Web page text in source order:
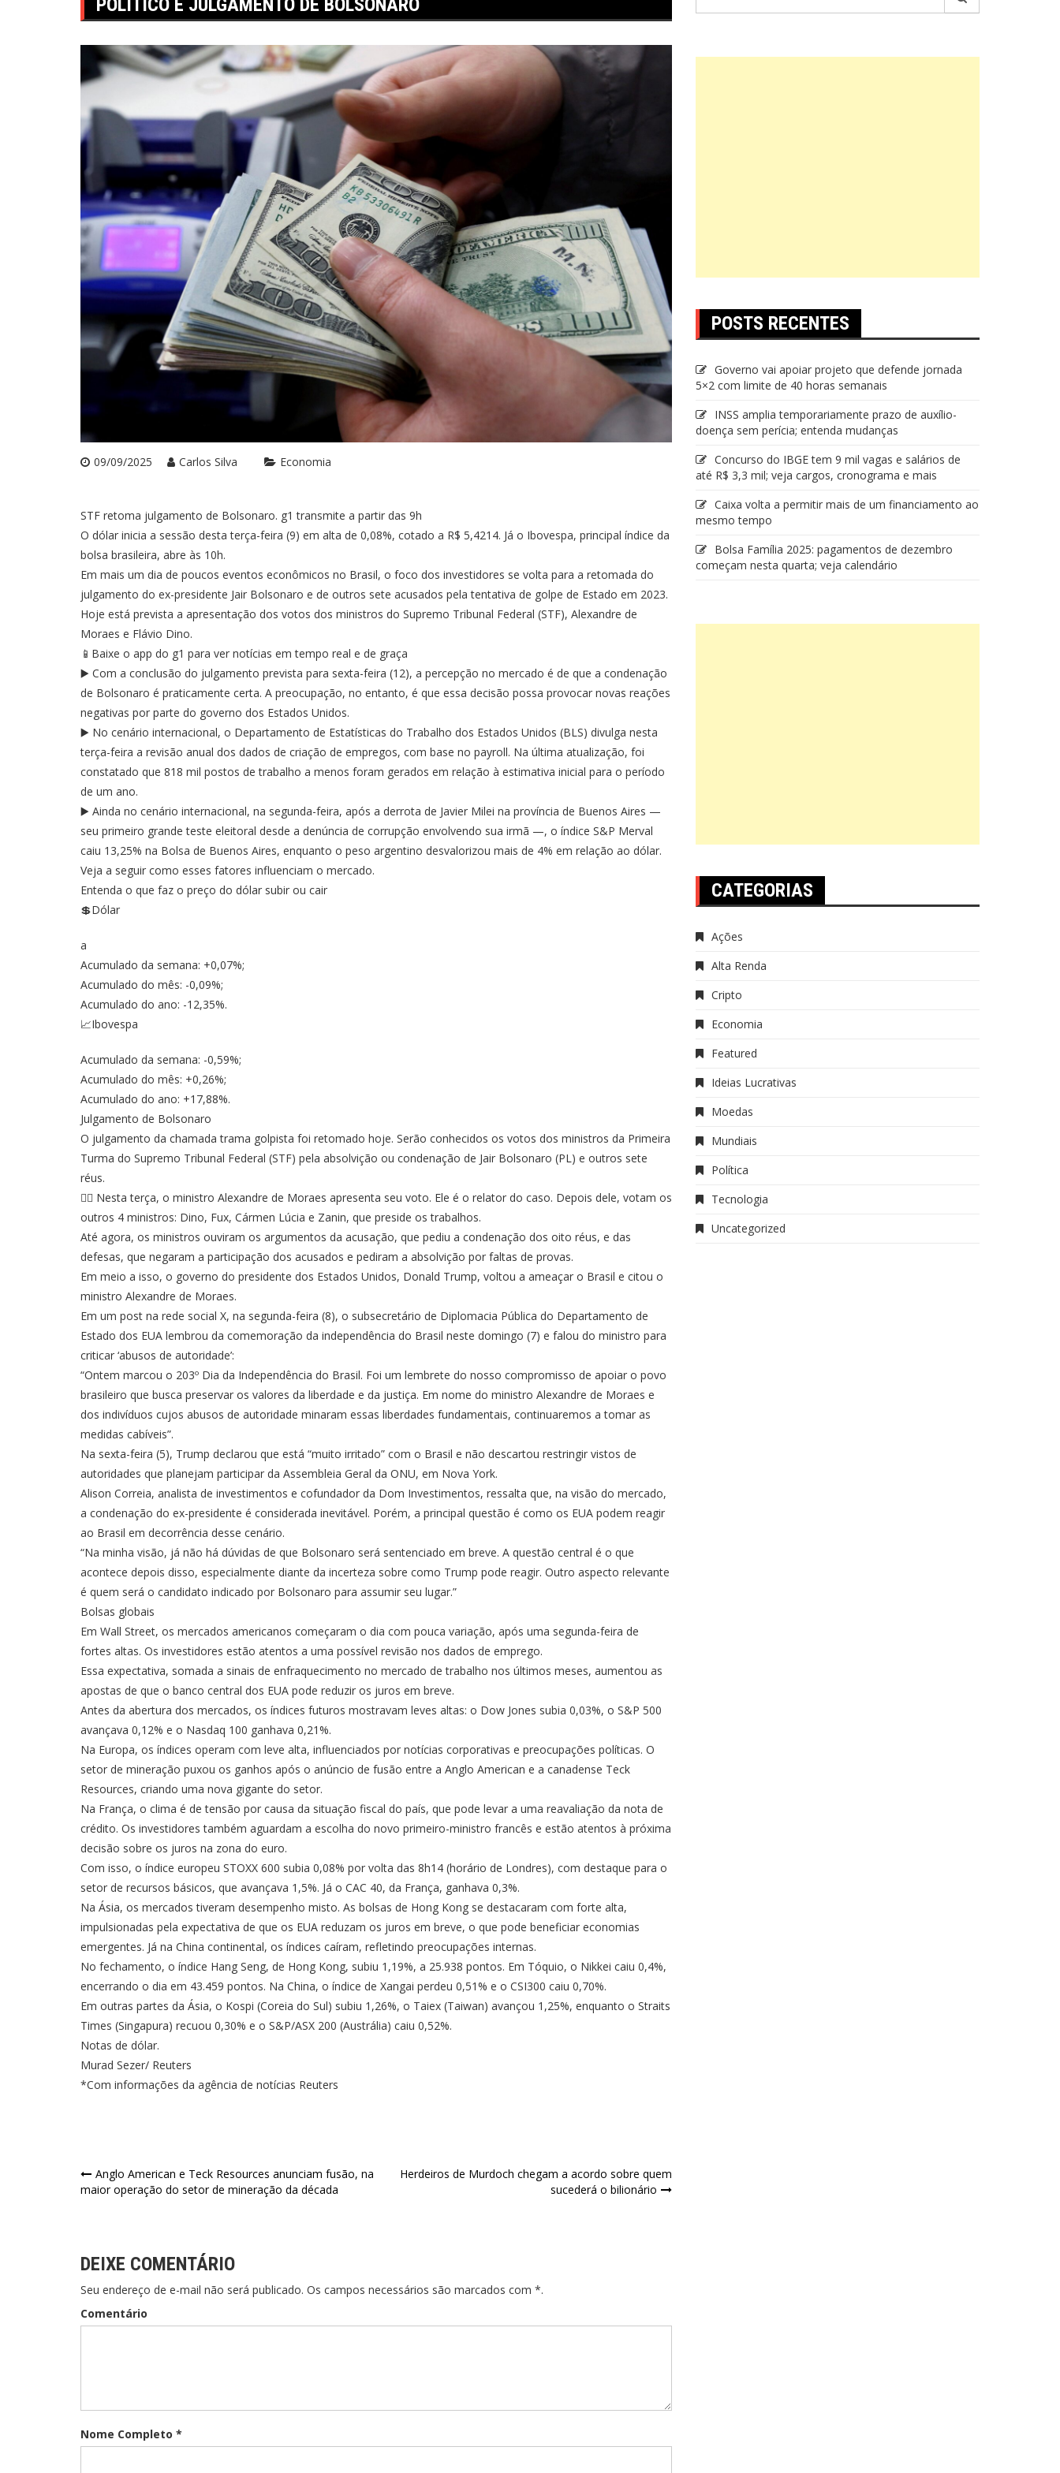
POLÍTICO E JULGAMENTO DE BOLSONARO
09/09/2025 Carlos Silva Economia
STF retoma julgamento de Bolsonaro. g1 transmite a partir das 9h
O dólar inicia a sessão desta terça-feira (9) em alta de 0,08%, cotado a R$ 5,4214. Já o Ibovespa, principal índice da
bolsa brasileira, abre às 10h.
Em mais um dia de poucos eventos econômicos no Brasil, o foco dos investidores se volta para a retomada do
julgamento do ex-presidente Jair Bolsonaro e de outros sete acusados pela tentativa de golpe de Estado em 2023.
Hoje está prevista a apresentação dos votos dos ministros do Supremo Tribunal Federal (STF), Alexandre de
Moraes e Flávio Dino.
📱Baixe o app do g1 para ver notícias em tempo real e de graça
▶️ Com a conclusão do julgamento prevista para sexta-feira (12), a percepção no mercado é de que a condenação
de Bolsonaro é praticamente certa. A preocupação, no entanto, é que essa decisão possa provocar novas reações
negativas por parte do governo dos Estados Unidos.
▶️ No cenário internacional, o Departamento de Estatísticas do Trabalho dos Estados Unidos (BLS) divulga nesta
terça-feira a revisão anual dos dados de criação de empregos, com base no payroll. Na última atualização, foi
constatado que 818 mil postos de trabalho a menos foram gerados em relação à estimativa inicial para o período
de um ano.
▶️ Ainda no cenário internacional, na segunda-feira, após a derrota de Javier Milei na província de Buenos Aires —
seu primeiro grande teste eleitoral desde a denúncia de corrupção envolvendo sua irmã —, o índice S&P Merval
caiu 13,25% na Bolsa de Buenos Aires, enquanto o peso argentino desvalorizou mais de 4% em relação ao dólar.
Veja a seguir como esses fatores influenciam o mercado.
Entenda o que faz o preço do dólar subir ou cair
💲Dólar
a
Acumulado da semana: +0,07%;
Acumulado do mês: -0,09%;
Acumulado do ano: -12,35%.
📈Ibovespa
Acumulado da semana: -0,59%;
Acumulado do mês: +0,26%;
Acumulado do ano: +17,88%.
Julgamento de Bolsonaro
O julgamento da chamada trama golpista foi retomado hoje. Serão conhecidos os votos dos ministros da Primeira
Turma do Supremo Tribunal Federal (STF) pela absolvição ou condenação de Jair Bolsonaro (PL) e outros sete
réus.
👉🏽 Nesta terça, o ministro Alexandre de Moraes apresenta seu voto. Ele é o relator do caso. Depois dele, votam os
outros 4 ministros: Dino, Fux, Cármen Lúcia e Zanin, que preside os trabalhos.
Até agora, os ministros ouviram os argumentos da acusação, que pediu a condenação dos oito réus, e das
defesas, que negaram a participação dos acusados e pediram a absolvição por faltas de provas.
Em meio a isso, o governo do presidente dos Estados Unidos, Donald Trump, voltou a ameaçar o Brasil e citou o
ministro Alexandre de Moraes.
Em um post na rede social X, na segunda-feira (8), o subsecretário de Diplomacia Pública do Departamento de
Estado dos EUA lembrou da comemoração da independência do Brasil neste domingo (7) e falou do ministro para
criticar ‘abusos de autoridade’:
“Ontem marcou o 203º Dia da Independência do Brasil. Foi um lembrete do nosso compromisso de apoiar o povo
brasileiro que busca preservar os valores da liberdade e da justiça. Em nome do ministro Alexandre de Moraes e
dos indivíduos cujos abusos de autoridade minaram essas liberdades fundamentais, continuaremos a tomar as
medidas cabíveis”.
Na sexta-feira (5), Trump declarou que está “muito irritado” com o Brasil e não descartou restringir vistos de
autoridades que planejam participar da Assembleia Geral da ONU, em Nova York.
Alison Correia, analista de investimentos e cofundador da Dom Investimentos, ressalta que, na visão do mercado,
a condenação do ex-presidente é considerada inevitável. Porém, a principal questão é como os EUA podem reagir
ao Brasil em decorrência desse cenário.
“Na minha visão, já não há dúvidas de que Bolsonaro será sentenciado em breve. A questão central é o que
acontece depois disso, especialmente diante da incerteza sobre como Trump pode reagir. Outro aspecto relevante
é quem será o candidato indicado por Bolsonaro para assumir seu lugar.”
Bolsas globais
Em Wall Street, os mercados americanos começaram o dia com pouca variação, após uma segunda-feira de
fortes altas. Os investidores estão atentos a uma possível revisão nos dados de emprego.
Essa expectativa, somada a sinais de enfraquecimento no mercado de trabalho nos últimos meses, aumentou as
apostas de que o banco central dos EUA pode reduzir os juros em breve.
Antes da abertura dos mercados, os índices futuros mostravam leves altas: o Dow Jones subia 0,03%, o S&P 500
avançava 0,12% e o Nasdaq 100 ganhava 0,21%.
Na Europa, os índices operam com leve alta, influenciados por notícias corporativas e preocupações políticas. O
setor de mineração puxou os ganhos após o anúncio de fusão entre a Anglo American e a canadense Teck
Resources, criando uma nova gigante do setor.
Na França, o clima é de tensão por causa da situação fiscal do país, que pode levar a uma reavaliação da nota de
crédito. Os investidores também aguardam a escolha do novo primeiro-ministro francês e estão atentos à próxima
decisão sobre os juros na zona do euro.
Com isso, o índice europeu STOXX 600 subia 0,08% por volta das 8h14 (horário de Londres), com destaque para o
setor de recursos básicos, que avançava 1,5%. Já o CAC 40, da França, ganhava 0,3%.
Na Ásia, os mercados tiveram desempenho misto. As bolsas de Hong Kong se destacaram com forte alta,
impulsionadas pela expectativa de que os EUA reduzam os juros em breve, o que pode beneficiar economias
emergentes. Já na China continental, os índices caíram, refletindo preocupações internas.
No fechamento, o índice Hang Seng, de Hong Kong, subiu 1,19%, a 25.938 pontos. Em Tóquio, o Nikkei caiu 0,4%,
encerrando o dia em 43.459 pontos. Na China, o índice de Xangai perdeu 0,51% e o CSI300 caiu 0,70%.
Em outras partes da Ásia, o Kospi (Coreia do Sul) subiu 1,26%, o Taiex (Taiwan) avançou 1,25%, enquanto o Straits
Times (Singapura) recuou 0,30% e o S&P/ASX 200 (Austrália) caiu 0,52%.
Notas de dólar.
Murad Sezer/ Reuters
*Com informações da agência de notícias Reuters
Navegação
Anglo American e Teck Resources anunciam fusão, na
maior operação do setor de mineração da década
Herdeiros de Murdoch chegam a acordo sobre quem
sucederá o bilionário
DEIXE COMENTÁRIO
Seu endereço de e-mail não será publicado. Os campos necessários são marcados com *.
Comentário
Nome Completo *
POSTS RECENTES
Governo vai apoiar projeto que defende jornada
5×2 com limite de 40 horas semanais
INSS amplia temporariamente prazo de auxílio-
doença sem perícia; entenda mudanças
Concurso do IBGE tem 9 mil vagas e salários de
até R$ 3,3 mil; veja cargos, cronograma e mais
Caixa volta a permitir mais de um financiamento ao
mesmo tempo
Bolsa Família 2025: pagamentos de dezembro
começam nesta quarta; veja calendário
CATEGORIAS
Ações
Alta Renda
Cripto
Economia
Featured
Ideias Lucrativas
Moedas
Mundiais
Política
Tecnologia
Uncategorized